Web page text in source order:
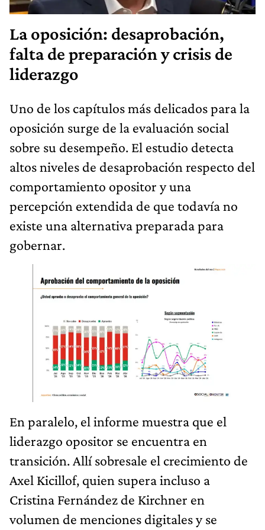
La oposición: desaprobación,
falta de preparación y crisis de
liderazgo
Uno de los capítulos más delicados para la
oposición surge de la evaluación social
sobre su desempeño. El estudio detecta
altos niveles de desaprobación respecto del
comportamiento opositor y una
percepción extendida de que todavía no
existe una alternativa preparada para
gobernar.
En paralelo, el informe muestra que el
liderazgo opositor se encuentra en
transición. Allí sobresale el crecimiento de
Axel Kicillof, quien supera incluso a
Cristina Fernández de Kirchner en
volumen de menciones digitales y se